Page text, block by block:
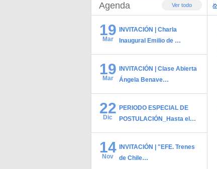
Ver todo
Agenda
19
Mar
INVITACIÓN | Charla
Inaugural Emilio de …
19
Mar
INVITACIÓN | Clase Abierta
Ángela Benave…
22
Dic
PERIODO ESPECIAL DE
POSTULACIÓN_Hasta el…
14
Nov
INVITACIÓN | "EFE. Trenes
de Chile…